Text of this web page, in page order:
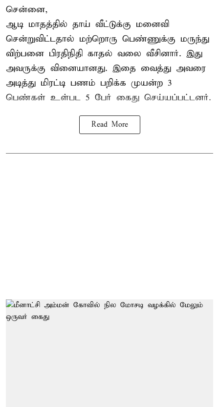
சென்னை,
ஆடி மாதத்தில் தாய் வீட்டுக்கு மனைவி
சென்றுவிட்டதால் மற்றொரு பெண்ணுக்கு மருந்து
விற்பனை பிரதிநிதி காதல் வலை வீசினார். இது
அவருக்கு வினையானது. இதை வைத்து அவரை
அடித்து மிரட்டி பணம் பறிக்க முயன்ற 3
பெண்கள் உள்பட 5 பேர் கைது செய்யப்பட்டனர்.
Read More